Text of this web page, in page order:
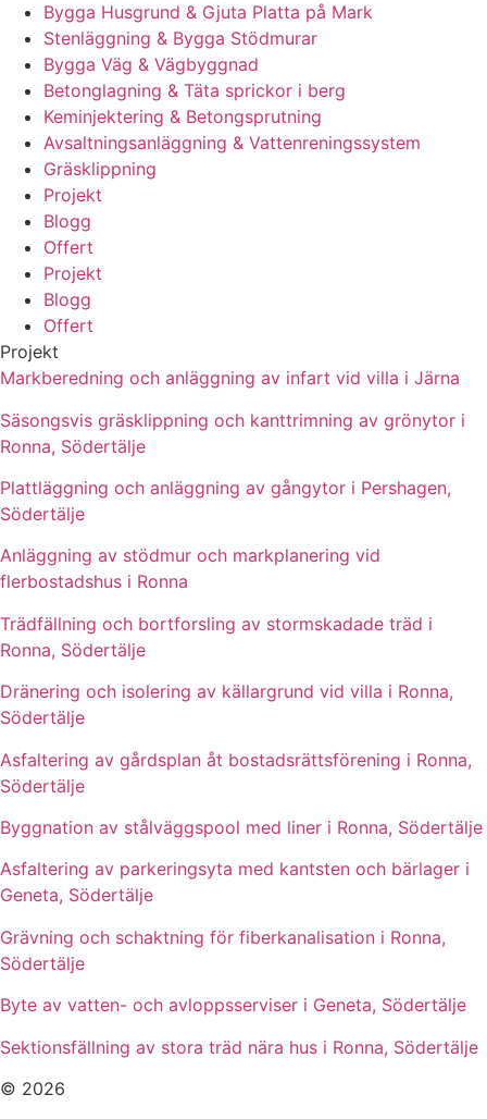
Bygga Husgrund & Gjuta Platta på Mark
Stenläggning & Bygga Stödmurar
Bygga Väg & Vägbyggnad
Betonglagning & Täta sprickor i berg
Keminjektering & Betongsprutning
Avsaltningsanläggning & Vattenreningssystem
Gräsklippning
Projekt
Blogg
Offert
Projekt
Blogg
Offert
Projekt
Markberedning och anläggning av infart vid villa i Järna
Säsongsvis gräsklippning och kanttrimning av grönytor i
Ronna, Södertälje
Plattläggning och anläggning av gångytor i Pershagen,
Södertälje
Anläggning av stödmur och markplanering vid
flerbostadshus i Ronna
Trädfällning och bortforsling av stormskadade träd i
Ronna, Södertälje
Dränering och isolering av källargrund vid villa i Ronna,
Södertälje
Asfaltering av gårdsplan åt bostadsrättsförening i Ronna,
Södertälje
Byggnation av stålväggspool med liner i Ronna, Södertälje
Asfaltering av parkeringsyta med kantsten och bärlager i
Geneta, Södertälje
Grävning och schaktning för fiberkanalisation i Ronna,
Södertälje
Byte av vatten- och avloppsserviser i Geneta, Södertälje
Sektionsfällning av stora träd nära hus i Ronna, Södertälje
© 2026